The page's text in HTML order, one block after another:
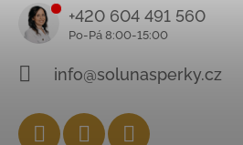
+420 604 491 560
info@solunasperky.cz